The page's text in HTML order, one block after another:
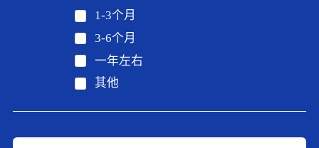
1-3个月
3-6个月
一年左右
其他